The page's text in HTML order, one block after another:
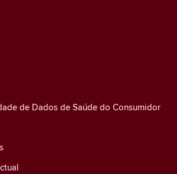
de Dados de Saúde do Consumidor